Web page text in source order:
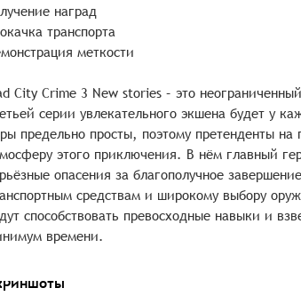
наград
транспорта
меткости
City Crime 3 New stories – это
серии увлекательного экшена будет у
предельно просты, поэтому претенденты
этого приключения. В нём главный
опасения за благополучное
средствам и широкому выбору
способствовать превосходные навыки и
времени.